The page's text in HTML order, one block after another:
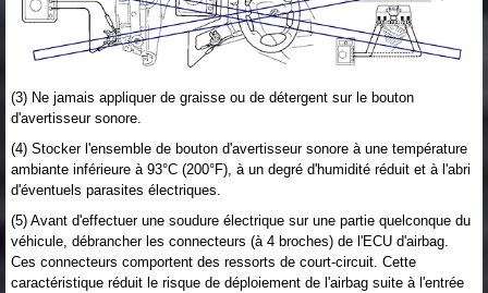
(3) Ne jamais appliquer de graisse ou de détergent sur le bouton
d'avertisseur sonore.
(4) Stocker l'ensemble de bouton d'avertisseur sonore à une température
ambiante inférieure à 93°C (200°F), à un degré d'humidité réduit et à l'abri
d'éventuels parasites électriques.
(5) Avant d'effectuer une soudure électrique sur une partie quelconque du
véhicule, débrancher les connecteurs (à 4 broches) de l'ECU d'airbag.
Ces connecteurs comportent des ressorts de court-circuit. Cette
caractéristique réduit le risque de déploiement de l'airbag suite à l'entrée